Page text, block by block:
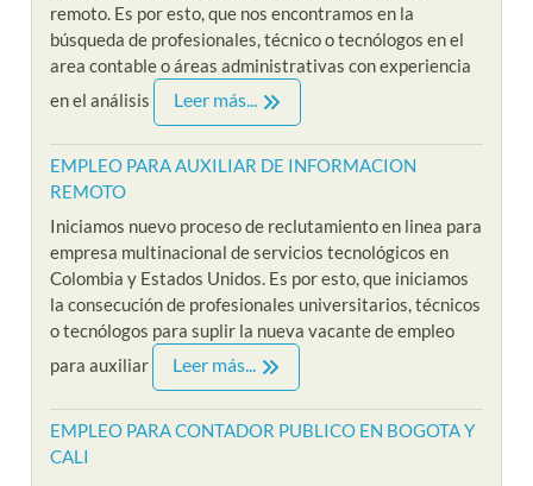
remoto. Es por esto, que nos encontramos en la
búsqueda de profesionales, técnico o tecnólogos en el
area contable o áreas administrativas con experiencia
en el análisis
Leer más...
EMPLEO PARA AUXILIAR DE INFORMACION
REMOTO
Iniciamos nuevo proceso de reclutamiento en linea para
empresa multinacional de servicios tecnológicos en
Colombia y Estados Unidos. Es por esto, que iniciamos
la consecución de profesionales universitarios, técnicos
o tecnólogos para suplir la nueva vacante de empleo
para auxiliar
Leer más...
EMPLEO PARA CONTADOR PUBLICO EN BOGOTA Y
CALI